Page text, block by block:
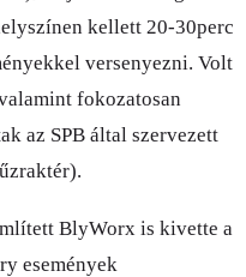
kellett 20-30perc
versenyezni. Volt
fokozatosan
az SPB által szervezett
BlyWorx is kivette a
események